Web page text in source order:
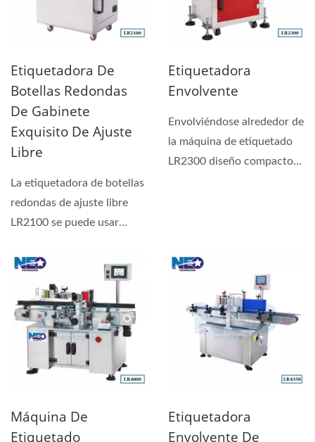
Etiquetadora De
Botellas Redondas
De Gabinete
Exquisito De Ajuste
Libre
La etiquetadora de botellas
redondas de ajuste libre
LR2100 se puede usar
etiquetado...
Etiquetadora
Envolvente
Envolviéndose alrededor de
la máquina de etiquetado
LR2300 diseño compacto
Máquina De
Etiquetado
Etiquetadora
Envolvente De